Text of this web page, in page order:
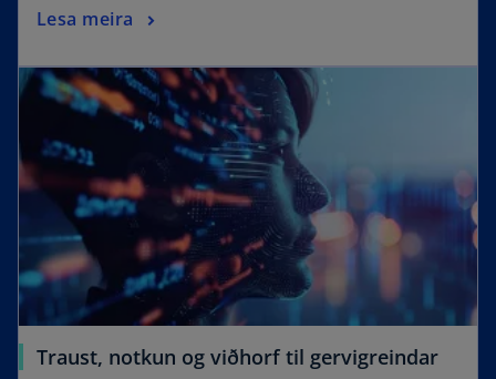
Lesa meira
Traust, notkun og viðhorf til gervigreindar